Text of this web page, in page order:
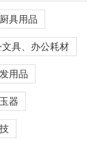
具用品
文具、办公耗材
用品
器